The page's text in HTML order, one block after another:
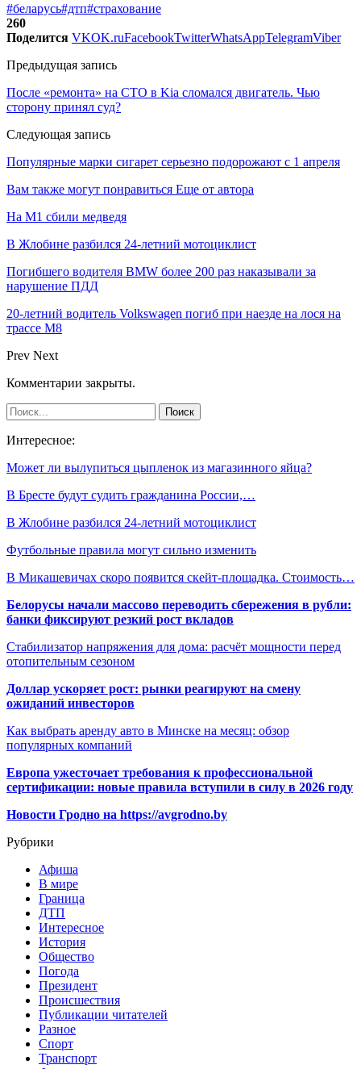
#беларусь#дтп#страхование
260
Поделится VKOK.ruFacebookTwitterWhatsAppTelegramViber
Предыдущая запись
После «ремонта» на СТО в Kia сломался двигатель. Чью
сторону принял суд?
Следующая запись
Популярные марки сигарет серьезно подорожают с 1 апреля
Вам также могут понравиться Еще от автора
На М1 сбили медведя
В Жлобине разбился 24-летний мотоциклист
Погибшего водителя BMW более 200 раз наказывали за
нарушение ПДД
20-летний водитель Volkswagen погиб при наезде на лося на
трассе М8
Prev Next
Комментарии закрыты.
Интересное:
Может ли вылупиться цыпленок из магазинного яйца?
В Бресте будут судить гражданина России,…
В Жлобине разбился 24-летний мотоциклист
Футбольные правила могут сильно изменить
В Микашевичах скоро появится скейт-площадка. Стоимость…
Белорусы начали массово переводить сбережения в рубли:
банки фиксируют резкий рост вкладов
Стабилизатор напряжения для дома: расчёт мощности перед
отопительным сезоном
Доллар ускоряет рост: рынки реагируют на смену
ожиданий инвесторов
Как выбрать аренду авто в Минске на месяц: обзор
популярных компаний
Европа ужесточает требования к профессиональной
сертификации: новые правила вступили в силу в 2026 году
Новости Гродно на https://avgrodno.by
Рубрики
Афиша
В мире
Граница
ДТП
Интересное
История
Общество
Погода
Президент
Происшествия
Публикации читателей
Разное
Спорт
Транспорт